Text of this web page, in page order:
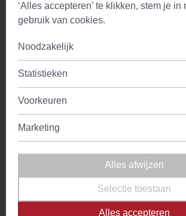
Temperatuur
water
100°C
Ingredienten
Hartgespankruid
cardiaca)
Cafeine Geen
Melk Zonder melk
geval van twijfel of in
zwangerschap,
‘Alles accepteren’ te klikken, stem je in
gebruik van cookies.
Noodzakelijk
Statistieken
Voorkeuren
Marketing
Alles afwijzen
Selectie toestaan
Alles accepteren